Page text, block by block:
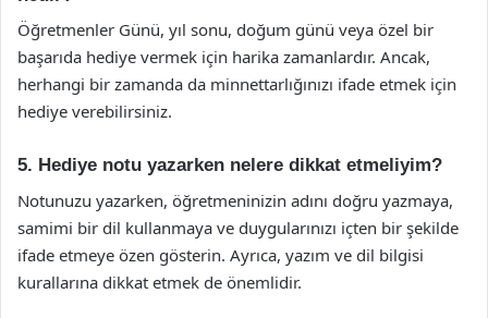
Öğretmenler Günü, yıl sonu, doğum günü veya özel bir
başarıda hediye vermek için harika zamanlardır. Ancak,
herhangi bir zamanda da minnettarlığınızı ifade etmek için
hediye verebilirsiniz.
5. Hediye notu yazarken nelere dikkat etmeliyim?
Notunuzu yazarken, öğretmeninizin adını doğru yazmaya,
samimi bir dil kullanmaya ve duygularınızı içten bir şekilde
ifade etmeye özen gösterin. Ayrıca, yazım ve dil bilgisi
kurallarına dikkat etmek de önemlidir.